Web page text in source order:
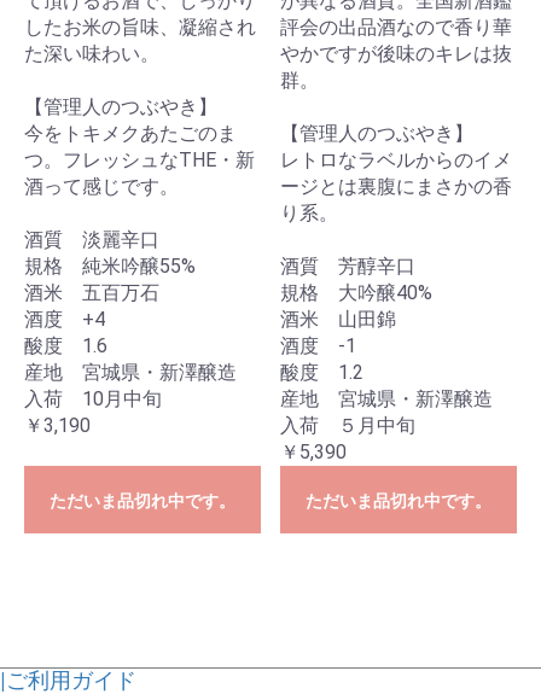
したお米の旨味、凝縮され
た深い味わい。
【管理人のつぶやき】
今をトキメクあたごのま
つ。フレッシュなTHE・新
酒って感じです。
酒質 淡麗辛口
規格 純米吟醸55%
酒米 五百万石
酒度 +4
酸度 1.6
産地 宮城県・新澤醸造
入荷 10月中旬
￥3,190
ただいま品切れ中です。
評会の出品酒なので香り華
やかですが後味のキレは抜
群。
【管理人のつぶやき】
レトロなラベルからのイメ
ージとは裏腹にまさかの香
り系。
酒質 芳醇辛口
規格 大吟醸40%
酒米 山田錦
酒度 -1
酸度 1.2
産地 宮城県・新澤醸造
入荷 ５月中旬
￥5,390
ただいま品切れ中です。
|ご利用ガイド